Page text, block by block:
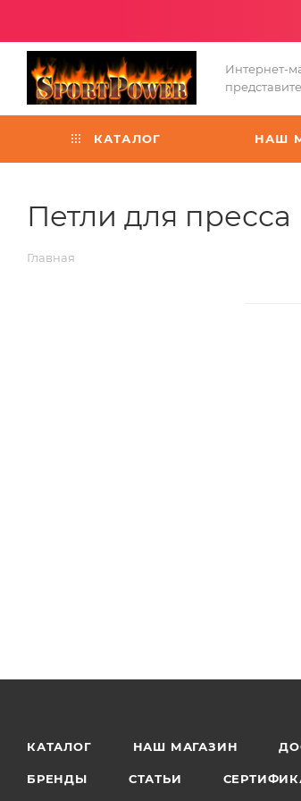
Интернет-
КАТАЛОГ НАШ
Петли для пресса
Главная
КАТАЛОГ НАШ МАГАЗИН
БРЕНДЫ СТАТЬИ